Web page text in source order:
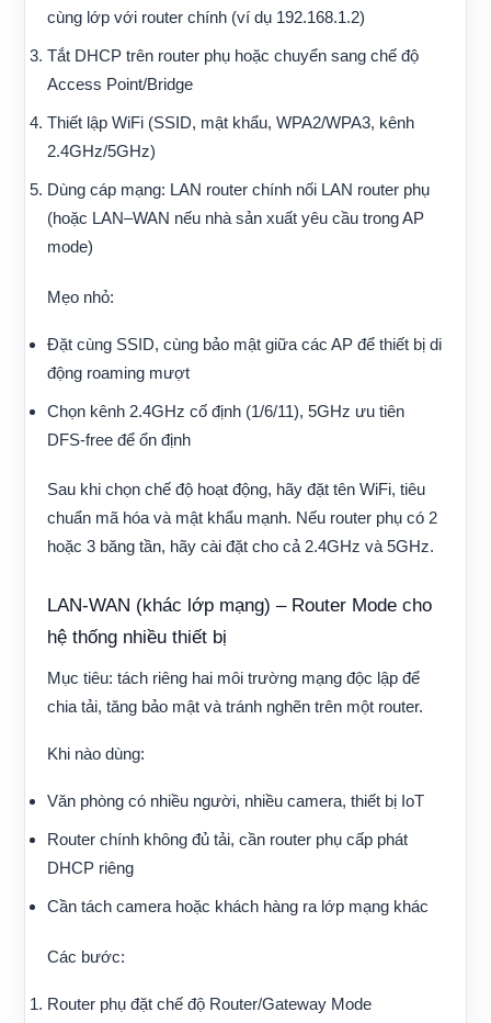
cùng lớp với router chính (ví dụ 192.168.1.2)
Tắt DHCP trên router phụ hoặc chuyển sang chế độ
Access Point/Bridge
Thiết lập WiFi (SSID, mật khẩu, WPA2/WPA3, kênh
2.4GHz/5GHz)
Dùng cáp mạng: LAN router chính nối LAN router phụ
(hoặc LAN–WAN nếu nhà sản xuất yêu cầu trong AP
mode)
Mẹo nhỏ:
Đặt cùng SSID, cùng bảo mật giữa các AP để thiết bị di
động roaming mượt
Chọn kênh 2.4GHz cố định (1/6/11), 5GHz ưu tiên
DFS-free để ổn định
Sau khi chọn chế độ hoạt động, hãy đặt tên WiFi, tiêu
chuẩn mã hóa và mật khẩu mạnh. Nếu router phụ có 2
hoặc 3 băng tần, hãy cài đặt cho cả 2.4GHz và 5GHz.
LAN-WAN (khác lớp mạng) – Router Mode cho
hệ thống nhiều thiết bị
Mục tiêu: tách riêng hai môi trường mạng độc lập để
chia tải, tăng bảo mật và tránh nghẽn trên một router.
Khi nào dùng:
Văn phòng có nhiều người, nhiều camera, thiết bị IoT
Router chính không đủ tải, cần router phụ cấp phát
DHCP riêng
Cần tách camera hoặc khách hàng ra lớp mạng khác
Các bước:
Router phụ đặt chế độ Router/Gateway Mode